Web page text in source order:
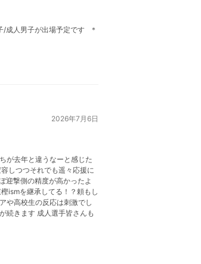
/成人男子が出場予定です ＊
2026年7月6日
が去年と違うなーと感じた
しつつそれでも遥々応援に
迎撃側の精度が高かったよ
ismを継承してる！？頼もし
や高校生の反応は刺激でし
きます 成人選手皆さんも